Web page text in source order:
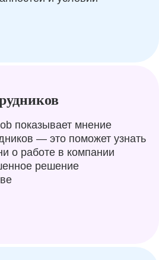
показывает мнение
— это поможет узнать
о работе в компании
решение